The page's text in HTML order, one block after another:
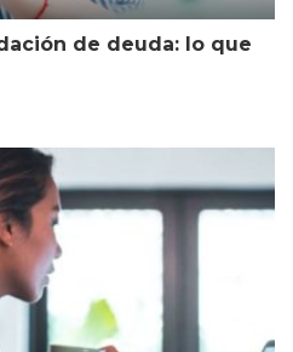
de deuda: lo que